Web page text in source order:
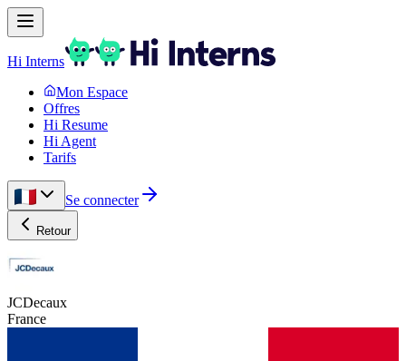
Hi Interns
Mon Espace
Offres
Hi Resume
Hi Agent
Tarifs
Se connecter
Retour
JCDecaux
France